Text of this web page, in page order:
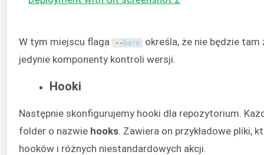
W tym miejscu flaga -- bare określa, że nie będzie tam
jedynie komponenty kontroli wersji.
Hooki
Następnie skonfigurujemy hooki dla repozytorium.
folder o nazwie hooks . Zawiera on przykładowe pliki,
hooków i różnych niestandardowych akcji.